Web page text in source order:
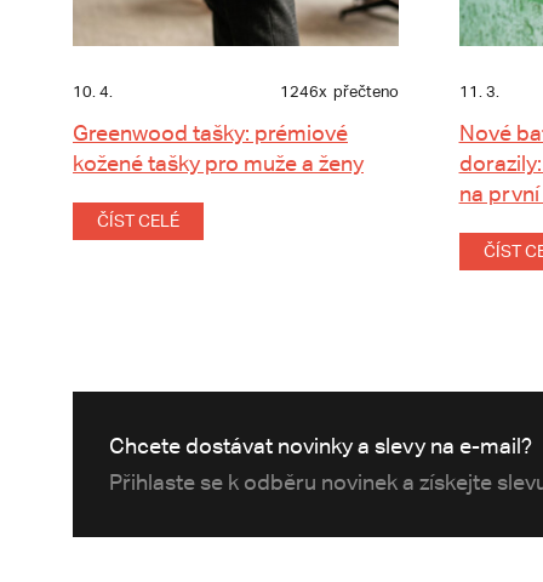
10. 4. 1246x přečteno
Greenwood tašky: prémiové
kožené tašky pro muže a ženy
ČÍST CELÉ
11. 3.
Nové
na
ČÍST
Chcete dostávat novinky a slevy na e-mail?
Přihlaste se k odběru novinek a získejte